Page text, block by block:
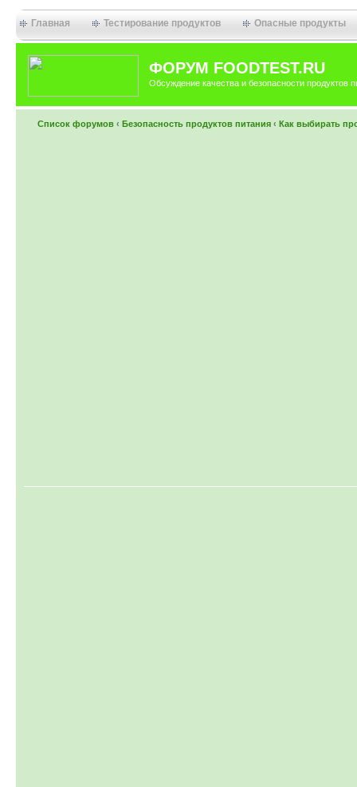
Главная Тестирование продуктов Опасные продукты
ФОРУМ FOODTEST.RU
Обсуждение качества и безопасности продуктов
Список форумов ‹ Безопасность продуктов питания ‹ Как выбирать